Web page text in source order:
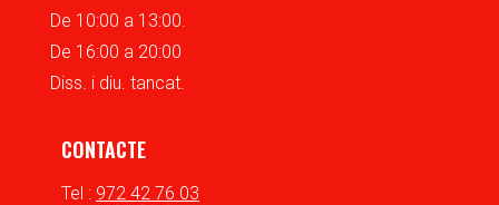
De 10:00 a 13:00.
De 16:00 a 20:00
Diss. i diu. tancat.
CONTACTE
Tel : 972 42 76 03